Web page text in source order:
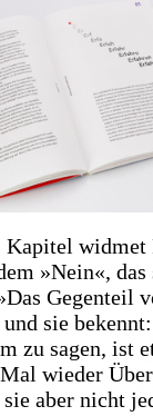
Kapitel widmet
»Nein«, das
Gegenteil
sie
zu sagen, ist
wieder
aber nicht